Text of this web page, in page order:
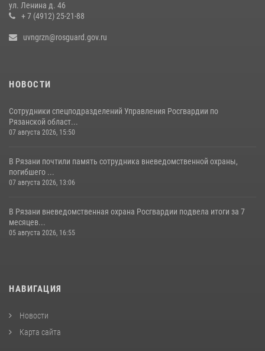
ул. Ленина д. 46
+ 7 (4912) 25-21-88
uvngrzn@rosguard.gov.ru
НОВОСТИ
Сотрудники спецподразделений Управления Росгвардии по
Рязанской област...
07 августа 2026, 15:50
В Рязани почтили память сотрудника вневедомственной охраны,
погибшего ...
07 августа 2026, 13:06
В Рязани вневедомственная охрана Росгвардии подвела итоги за 7
месяцев...
05 августа 2026, 16:55
НАВИГАЦИЯ
Новости
Карта сайта